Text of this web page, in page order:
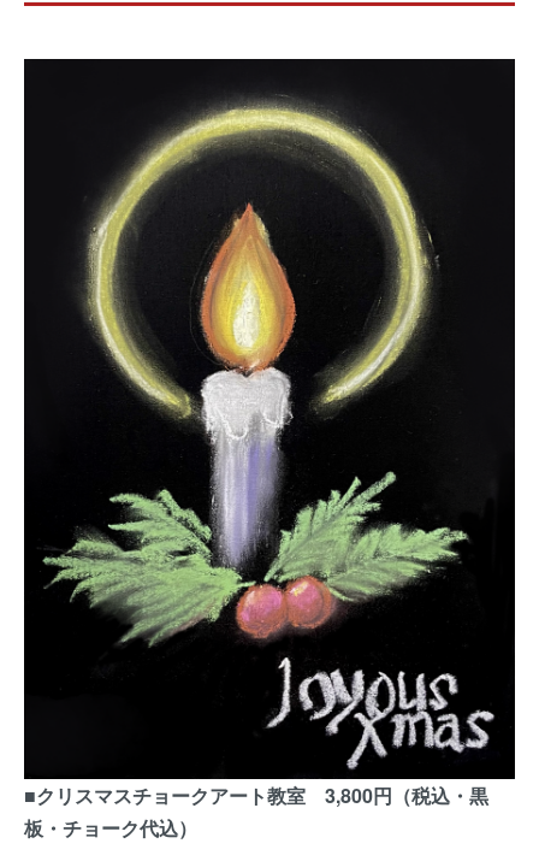
■クリスマスチョークアート教室 3,800円（税込・黒
板・チョーク代込）